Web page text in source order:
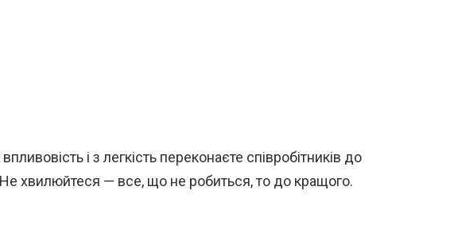
і з легкість переконаєте співробітників до
хвилюйтеся — все, що не робиться, то до кращого.